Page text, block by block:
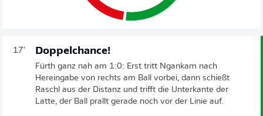
17' Doppelchance!
Fürth ganz nah am 1:0: Erst tritt Ngankam nach
Hereingabe von rechts am Ball vorbei, dann schießt
Raschl aus der Distanz und trifft die Unterkante der
Latte, der Ball prallt gerade noch vor der Linie auf.